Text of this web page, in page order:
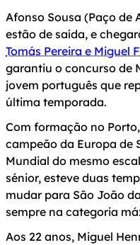
Afonso Sousa (Paço de
estão de saída, e
Tomás Pereira e Miguel
garantiu o concurso de
jovem português que
última temporada.
Com formação no
campeão da Europa de
Mundial do mesmo
sénior, esteve duas
mudar para São João
sempre na categoria
Aos 22 anos, Miguel